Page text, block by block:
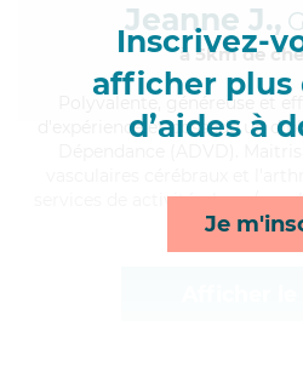
Inscrivez-
afficher plus
d’aides à
Je
Jeanne J.,
à 5km de
, généreuse et
d'expérience et possède un
services de activités, lever/